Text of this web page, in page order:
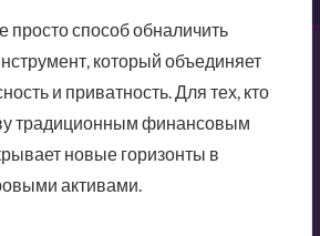
просто способ обналичить
который объединяет
и приватность. Для тех, кто
традиционным финансовым
новые горизонты в
активами.